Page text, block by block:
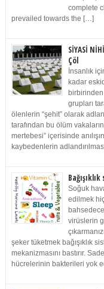
complete
prevailed towards the […]
SİYASİ
Çöl
İnsanlık
kadar
grupları
ölenlerin “şehit” olarak
tarafından bu ölüm
mertebesi” içerisinde
kaybedenlerin
Soğuk
edilmek
virüslerin
şeker tüketmek bağışıklık
mekanizmasını bastırır.
hücrelerinin bakterileri yok